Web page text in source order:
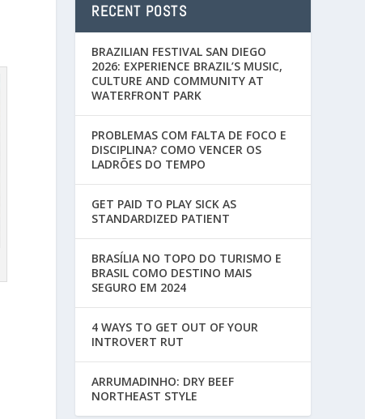
RECENT POSTS
BRAZILIAN FESTIVAL SAN DIEGO
2026: EXPERIENCE BRAZIL’S MUSIC,
CULTURE AND COMMUNITY AT
WATERFRONT PARK
PROBLEMAS COM FALTA DE FOCO E
DISCIPLINA? COMO VENCER OS
LADRÕES DO TEMPO
GET PAID TO PLAY SICK AS
STANDARDIZED PATIENT
BRASÍLIA NO TOPO DO TURISMO E
BRASIL COMO DESTINO MAIS
SEGURO EM 2024
4 WAYS TO GET OUT OF YOUR
INTROVERT RUT
ARRUMADINHO: DRY BEEF
NORTHEAST STYLE